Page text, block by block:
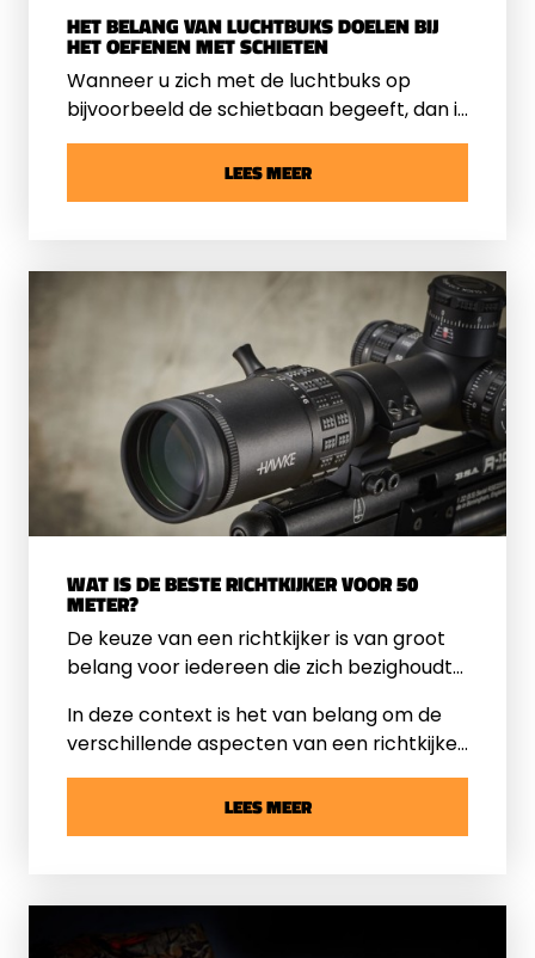
HET BELANG VAN LUCHTBUKS DOELEN BIJ
HET OEFENEN MET SCHIETEN
Wanneer u zich met de luchtbuks op
bijvoorbeeld de schietbaan begeeft, dan is
het essentieel om niet alleen te focussen
op uw schiettechniek, maar ook op het
kiezen van de juiste doelen. Het gebruik
cruciale factor waar iedere schutter
rekening mee moet houden. Bent u
benieuwd waarom luchtbuks doelen zo
belangrijk zijn? Wij nemen het met u door.
Of u nu een beginner of gevorderd bent,
iedere schutter heeft hier iets aan!
LEES MEER
WAT IS DE BESTE RICHTKIJKER VOOR 50
METER?
De keuze van een richtkijker is van groot
belang voor iedereen die zich bezighoudt
afstanden zoals 50 meter. Het selecteren
van de juiste richtkijker kan het verschil
betekenen tussen een misser en een
In deze context is het van belang om de
verschillende aspecten van een richtkijker
te begrijpen, van het type tot de
functionaliteit, om de meest geschikte
richtkijker te vinden. We delen in dit artikel
LEES MEER